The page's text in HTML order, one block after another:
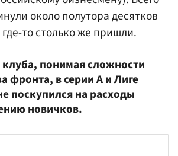
около полутора десятков
то столько же пришли.
понимая сложности
фронта, в серии А и Лиге
поскупился на расходы
новичков.